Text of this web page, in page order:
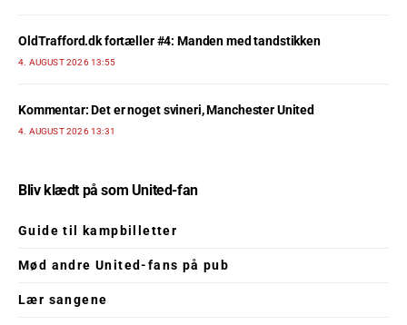
OldTrafford.dk fortæller #4: Manden med tandstikken
4. AUGUST 2026 13:55
Kommentar: Det er noget svineri, Manchester United
4. AUGUST 2026 13:31
Bliv klædt på som United-fan
Guide til kampbilletter
Mød andre United-fans på pub
Lær sangene